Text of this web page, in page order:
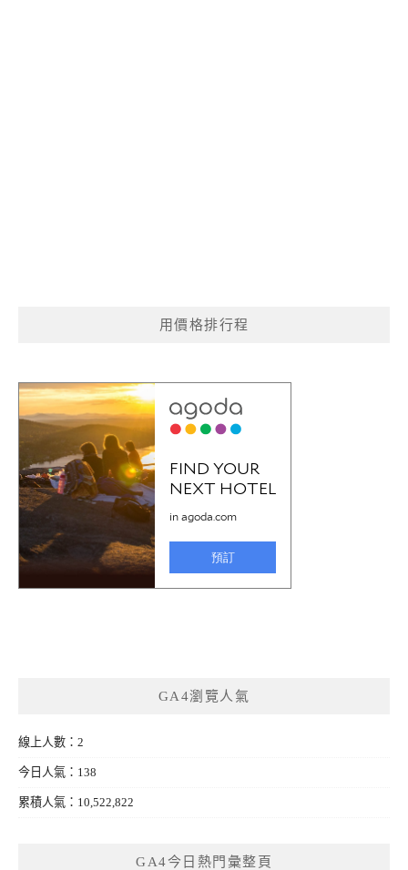
用價格排行程
GA4瀏覽人氣
線上人數：2
今日人氣：138
累積人氣：10,522,822
GA4今日熱門彙整頁